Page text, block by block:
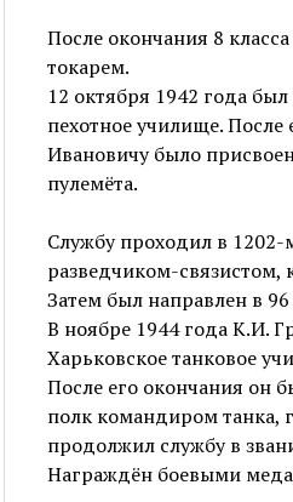
После окончания 8
токарем.
12 октября 1942 года
пехотное училище. После
Ивановичу было
пулемёта.
Службу проходил в
разведчиком-
Затем был направлен в
В ноябре 1944 года К.И.
Харьковское танковое
После его окончания он
полк командиром танка,
продолжил службу в
Награждён боевыми